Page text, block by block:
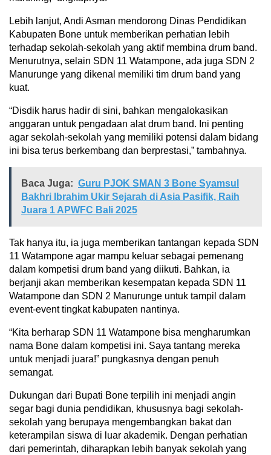
Lebih lanjut, Andi Asman mendorong Dinas Pendidikan
Kabupaten Bone untuk memberikan perhatian lebih
terhadap sekolah-sekolah yang aktif membina drum band.
Menurutnya, selain SDN 11 Watampone, ada juga SDN 2
Manurunge yang dikenal memiliki tim drum band yang
kuat.
“Disdik harus hadir di sini, bahkan mengalokasikan
anggaran untuk pengadaan alat drum band. Ini penting
agar sekolah-sekolah yang memiliki potensi dalam bidang
ini bisa terus berkembang dan berprestasi,” tambahnya.
Baca Juga: Guru PJOK SMAN 3 Bone Syamsul
Bakhri Ibrahim Ukir Sejarah di Asia Pasifik, Raih
Juara 1 APWFC Bali 2025
Tak hanya itu, ia juga memberikan tantangan kepada SDN
11 Watampone agar mampu keluar sebagai pemenang
dalam kompetisi drum band yang diikuti. Bahkan, ia
berjanji akan memberikan kesempatan kepada SDN 11
Watampone dan SDN 2 Manurunge untuk tampil dalam
event-event tingkat kabupaten nantinya.
“Kita berharap SDN 11 Watampone bisa mengharumkan
nama Bone dalam kompetisi ini. Saya tantang mereka
untuk menjadi juara!” pungkasnya dengan penuh
semangat.
Dukungan dari Bupati Bone terpilih ini menjadi angin
segar bagi dunia pendidikan, khususnya bagi sekolah-
sekolah yang berupaya mengembangkan bakat dan
keterampilan siswa di luar akademik. Dengan perhatian
dari pemerintah, diharapkan lebih banyak sekolah yang